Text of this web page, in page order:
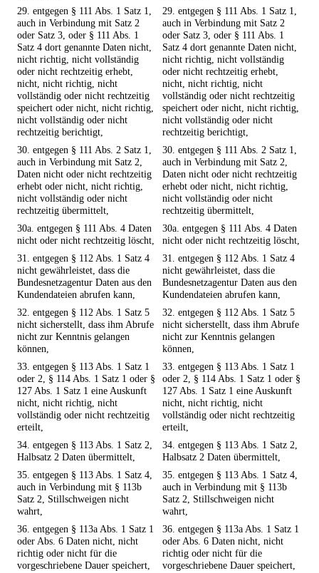
29. entgegen § 111 Abs. 1 Satz 1,
auch in Verbindung mit Satz 2
oder Satz 3, oder § 111 Abs. 1
Satz 4 dort genannte Daten nicht,
nicht richtig, nicht vollständig
oder nicht rechtzeitig erhebt,
nicht, nicht richtig, nicht
vollständig oder nicht rechtzeitig
speichert oder nicht, nicht richtig,
nicht vollständig oder nicht
rechtzeitig berichtigt,
29. entgegen § 111 Abs. 1 Satz 1,
auch in Verbindung mit Satz 2
oder Satz 3, oder § 111 Abs. 1
Satz 4 dort genannte Daten nicht,
nicht richtig, nicht vollständig
oder nicht rechtzeitig erhebt,
nicht, nicht richtig, nicht
vollständig oder nicht rechtzeitig
speichert oder nicht, nicht richtig,
nicht vollständig oder nicht
rechtzeitig berichtigt,
30. entgegen § 111 Abs. 2 Satz 1,
auch in Verbindung mit Satz 2,
Daten nicht oder nicht rechtzeitig
erhebt oder nicht, nicht richtig,
nicht vollständig oder nicht
rechtzeitig übermittelt,
30. entgegen § 111 Abs. 2 Satz 1,
auch in Verbindung mit Satz 2,
Daten nicht oder nicht rechtzeitig
erhebt oder nicht, nicht richtig,
nicht vollständig oder nicht
rechtzeitig übermittelt,
30a. entgegen § 111 Abs. 4 Daten
nicht oder nicht rechtzeitig löscht,
30a. entgegen § 111 Abs. 4 Daten
nicht oder nicht rechtzeitig löscht,
31. entgegen § 112 Abs. 1 Satz 4
nicht gewährleistet, dass die
Bundesnetzagentur Daten aus den
Kundendateien abrufen kann,
31. entgegen § 112 Abs. 1 Satz 4
nicht gewährleistet, dass die
Bundesnetzagentur Daten aus den
Kundendateien abrufen kann,
32. entgegen § 112 Abs. 1 Satz 5
nicht sicherstellt, dass ihm Abrufe
nicht zur Kenntnis gelangen
können,
32. entgegen § 112 Abs. 1 Satz 5
nicht sicherstellt, dass ihm Abrufe
nicht zur Kenntnis gelangen
können,
33. entgegen § 113 Abs. 1 Satz 1
oder 2, § 114 Abs. 1 Satz 1 oder §
127 Abs. 1 Satz 1 eine Auskunft
nicht, nicht richtig, nicht
vollständig oder nicht rechtzeitig
erteilt,
33. entgegen § 113 Abs. 1 Satz 1
oder 2, § 114 Abs. 1 Satz 1 oder §
127 Abs. 1 Satz 1 eine Auskunft
nicht, nicht richtig, nicht
vollständig oder nicht rechtzeitig
erteilt,
34. entgegen § 113 Abs. 1 Satz 2,
Halbsatz 2 Daten übermittelt,
34. entgegen § 113 Abs. 1 Satz 2,
Halbsatz 2 Daten übermittelt,
35. entgegen § 113 Abs. 1 Satz 4,
auch in Verbindung mit § 113b
Satz 2, Stillschweigen nicht
wahrt,
35. entgegen § 113 Abs. 1 Satz 4,
auch in Verbindung mit § 113b
Satz 2, Stillschweigen nicht
wahrt,
36. entgegen § 113a Abs. 1 Satz 1
oder Abs. 6 Daten nicht, nicht
richtig oder nicht für die
vorgeschriebene Dauer speichert,
36. entgegen § 113a Abs. 1 Satz 1
oder Abs. 6 Daten nicht, nicht
richtig oder nicht für die
vorgeschriebene Dauer speichert,